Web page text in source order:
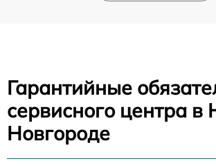
Гарантийные
сервисного центра
Новгороде